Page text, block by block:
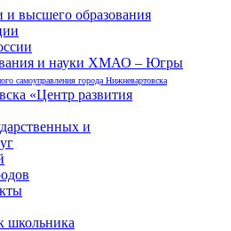
и высшего образования
и науки ХМАО – Югры
самоуправления города Нижневартовска
«Центр развития
и
школьника